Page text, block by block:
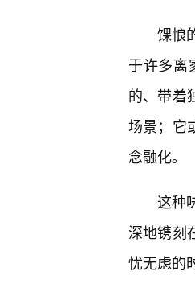
馃悢
于许多离
的、带着
场景；它
念融化。
这种
深地镌刻
忧无虑的